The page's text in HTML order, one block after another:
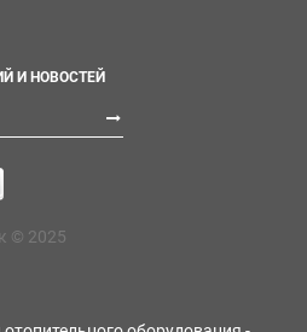
И НОВОСТЕЙ
© 2025